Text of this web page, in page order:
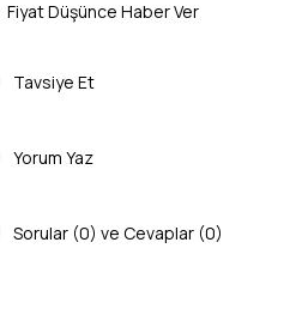
Fiyat Düşünce Haber Ver
Tavsiye Et
Yorum Yaz
Sorular (0) ve Cevaplar (0)